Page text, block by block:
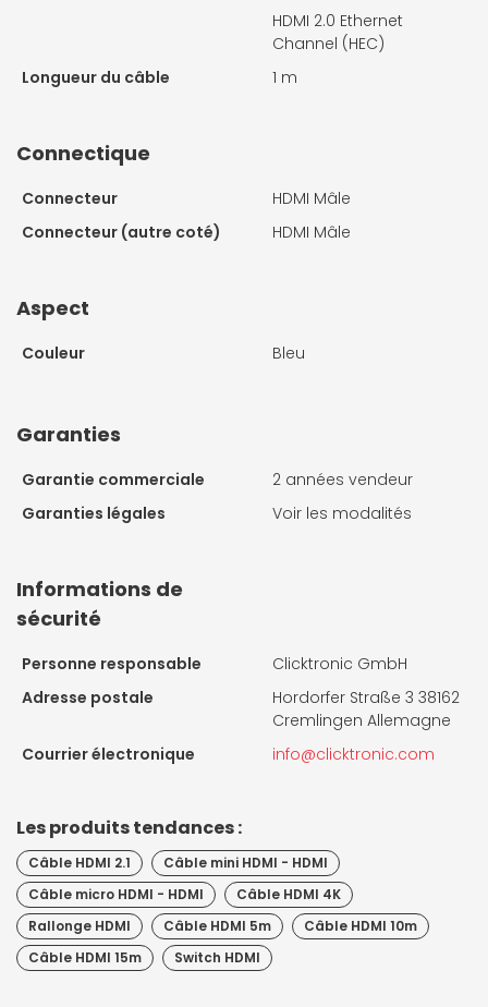
HDMI 2.0 Ethernet
Channel (HEC)
Longueur du câble
1 m
Connectique
Connecteur
HDMI Mâle
Connecteur (autre coté)
HDMI Mâle
Aspect
Couleur Bleu
Garanties
Garantie commerciale
2 années vendeur
Garanties légales
Voir les modalités
Informations de
sécurité
Personne responsable
Clicktronic GmbH
Adresse postale
Hordorfer Straße 3 38162
Cremlingen Allemagne
Courrier électronique
info@clicktronic.com
Les produits tendances :
Câble HDMI 2.1
Câble mini HDMI - HDMI
Câble micro HDMI - HDMI
Câble HDMI 4K
Rallonge HDMI
Câble HDMI 5m
Câble HDMI 10m
Câble HDMI 15m
Switch HDMI